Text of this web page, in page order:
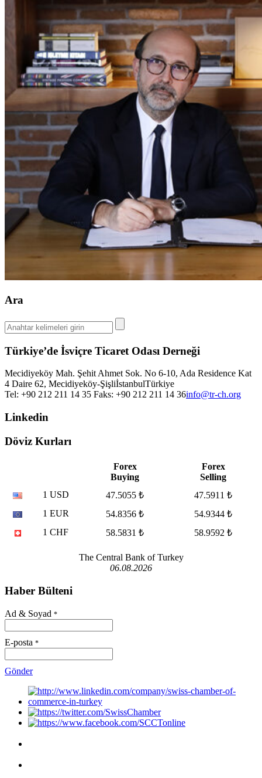
Ara
Türkiye’de İsviçre Ticaret Odası Derneği
Mecidiyeköy Mah. Şehit Ahmet Sok. No 6-10, Ada Residence Kat
4 Daire 62, Mecidiyeköy-ŞişliİstanbulTürkiye
Tel: +90 212 211 14 35 Faks: +90 212 211 14 36info@tr-ch.org
Linkedin
Döviz Kurları
Forex
Buying
Forex
Selling
1 USD
47.5055 ₺
47.5911 ₺
1 EUR
54.8356 ₺
54.9344 ₺
1 CHF
58.5831 ₺ 58.9592 ₺
The Central Bank of Turkey
06.08.2026
Haber Bülteni
Ad & Soyad *
E-posta *
Gönder